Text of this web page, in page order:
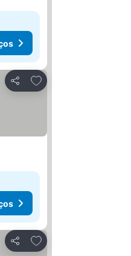
Partilhar
Adicionar aos favoritos
Partilhar
Adicionar aos favoritos